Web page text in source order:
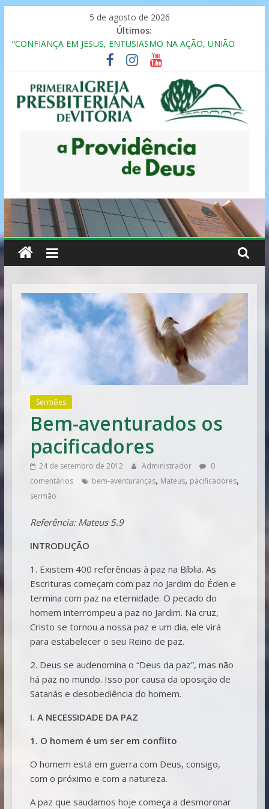
5 de agosto de 2026
Últimos:
MULHER PRESBITERIANA
“CONFIANÇA EM JESUS, ENTUSIASMO NA AÇÃO, UNIÃO
Seminário da Família 2025
Formação em Inclusão, Ensino e Relacionamento com
Pessoas Atípicas
12º ENCONTRO DE CASAIS
Primeira
Presbiteriana
de
Vitória
Sermões
Bem-aventurados os
pacificadores
24 de setembro de 2012 Administrador
0
comentários
bem-aventuranças, Mateus, pacificadores,
sermão
Referência: Mateus 5.9
INTRODUÇÃO
1. Existem 400 referências à paz na Bíblia. As
Escrituras começam com paz no Jardim do Éden e
termina com paz na eternidade. O pecado do
homem interrompeu a paz no Jardim. Na cruz,
Cristo se tornou a nossa paz e um dia, ele virá
para estabelecer o seu Reino de paz.
2. Deus se audenomina o “Deus da paz”, mas não
há paz no mundo. Isso por causa da oposição de
Satanás e desobediência do homem.
I. A NECESSIDADE DA PAZ
1. O homem é um ser em conflito
O homem está em guerra com Deus, consigo,
com o próximo e com a natureza.
A paz que saudamos hoje começa a desmoronar